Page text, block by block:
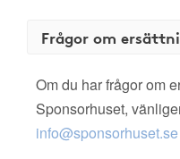
Frågor om
Om du har frågor om
Sponsorhuset,
info@sponsorhuset.se